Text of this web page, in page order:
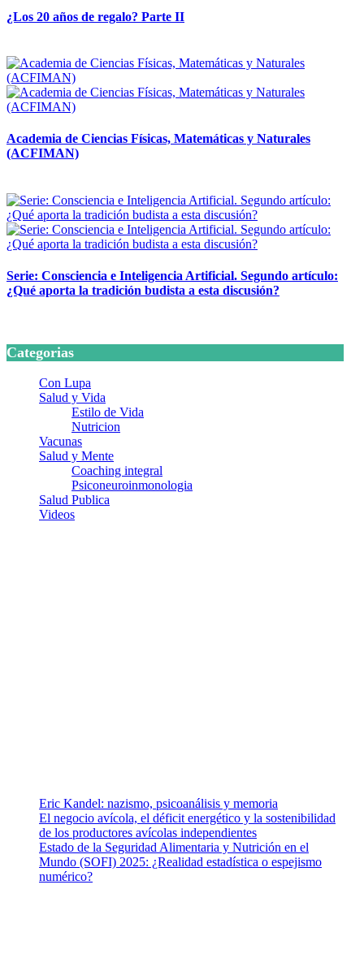
¿Los 20 años de regalo? Parte II
Academia de Ciencias Físicas, Matemáticas y Naturales
(ACFIMAN)
Serie: Consciencia e Inteligencia Artificial. Segundo artículo:
¿Qué aporta la tradición budista a esta discusión?
Categorias
Con Lupa
Salud y Vida
Estilo de Vida
Nutricion
Vacunas
Salud y Mente
Coaching integral
Psiconeuroinmonologia
Salud Publica
Videos
Eric Kandel: nazismo, psicoanálisis y memoria
El negocio avícola, el déficit energético y la sostenibilidad
de los productores avícolas independientes
Estado de la Seguridad Alimentaria y Nutrición en el
Mundo (SOFI) 2025: ¿Realidad estadística o espejismo
numérico?